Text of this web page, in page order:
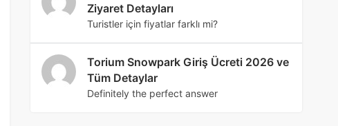
Ziyaret Detayları
Turistler için fiyatlar farklı mi?
Torium Snowpark Giriş Ücreti 2026 ve
Tüm Detaylar
Definitely the perfect answer